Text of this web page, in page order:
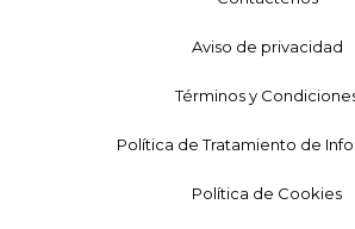
Aviso de privacidad
Términos y
Política de Tratamiento de
Política de Cookies